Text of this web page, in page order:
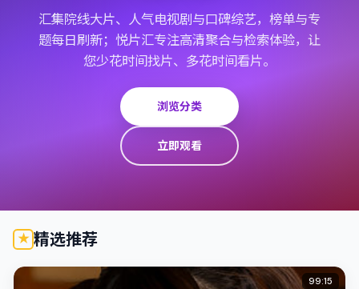
汇集院线大片、人气电视剧与口碑综艺，榜单与专
题每日刷新；悦片汇专注高清聚合与检索体验，让
您少花时间找片、多花时间看片。
浏览分类
立即观看
精选推荐
99:15